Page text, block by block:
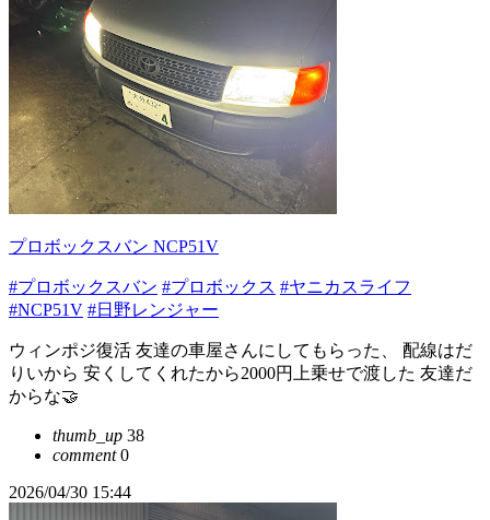
プロボックスバン NCP51V
#プロボックスバン #プロボックス #ヤニカスライフ
#NCP51V #日野レンジャー
ウィンポジ復活 友達の車屋さんにしてもらった、 配線はだ
りいから 安くしてくれたから2000円上乗せで渡した 友達だ
からな🤝
thumb_up 38
comment0
2026/04/30 15:44